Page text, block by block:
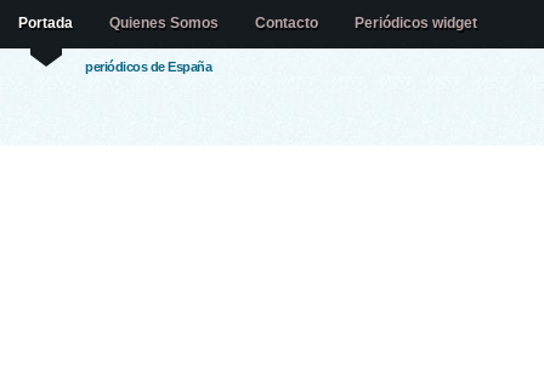
periódicos de España
Portada Quienes Somos Contacto Periódicos widget